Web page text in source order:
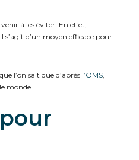
à les éviter. En effet,
s’agit d’un moyen efficace pour
l’on sait que d’après l’OMS
monde.